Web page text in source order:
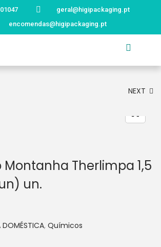
geral@higipackaging.pt
encomendas@higipackaging.pt
NEXT
Montanha Therlimpa 1,5
un.
DOMÉSTICA, Químicos